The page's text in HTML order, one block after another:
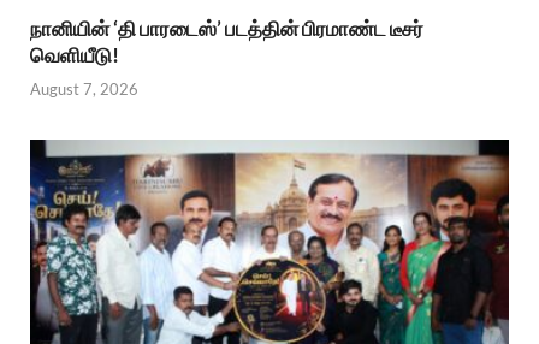
நானியின் ‘தி பாரடைஸ்’ படத்தின் பிரமாண்ட டீசர்
வெளியீடு!
August 7, 2026